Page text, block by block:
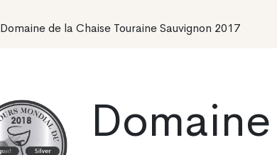
Domaine de la Chaise Touraine Sauvignon 2017